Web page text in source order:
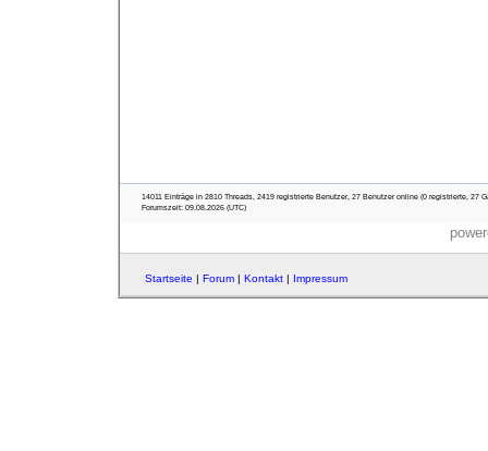
14011 Einträge in 2810 Threads, 2419 registrierte Benutzer, 27 Benutzer online (0 registrierte, 27
Forumszeit: 09.08.2026 (UTC)
Startseite | Forum| Kontakt| Impressum